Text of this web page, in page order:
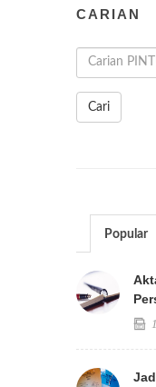
CARIAN
Cari
Popular